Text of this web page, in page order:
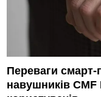
Переваги смарт-
навушників